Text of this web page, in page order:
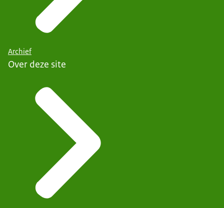
Archief
Over deze site